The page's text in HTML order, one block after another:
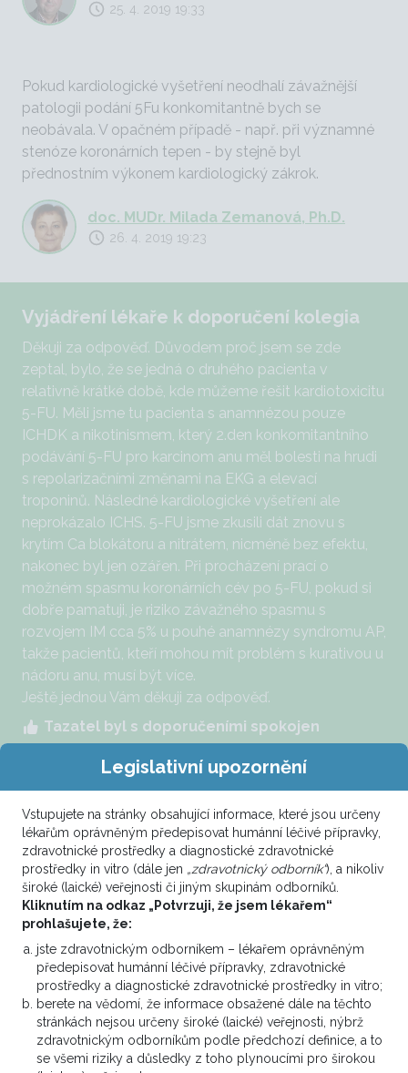
25. 4. 2019 19:33
Pokud kardiologické vyšetření neodhalí závažnější
patologii podání 5Fu konkomitantně bych se
neobávala. V opačném případě - např. při významné
stenóze koronárních tepen - by stejně byl
přednostním výkonem kardiologický zákrok.
doc. MUDr. Milada Zemanová, Ph.D.
26. 4. 2019 19:23
Vyjádření lékaře k doporučení kolegia
Děkuji za odpověď. Důvodem proč jsem se zde
zeptal, bylo, že se jedná o druhého pacienta v
relativně krátké době, kde můžeme řešit kardiotoxicitu
5-FU. Měli jsme tu pacienta s anamnézou pouze
ICHDK a nikotinismem, který 2.den konkomitantního
podávání 5-FU pro karcinom anu měl bolesti na hrudi
s repolarizačními změnami na EKG a elevací
troponinů. Následné kardiologické vyšetření ale
neprokázalo ICHS. 5-FU jsme zkusili dát znovu s
krytím Ca blokátoru a nitrátem, nicméně bez efektu,
nakonec byl jen ozářen. Při procházení prací o
možném spasmu koronárních cév po 5-FU, pokud si
dobře pamatuji, je riziko závažného spasmu s
rozvojem IM cca 5% u pouhé anamnézy syndromu AP,
takže pacientů, kteří mohou mít problém s kurativou u
nádoru anu, musí být více.
Ještě jednou Vám děkuji za odpověď.
Tazatel byl s doporučeními spokojen
Samostatná RT je jednou z možností, ale přesto bych
zkusil konkomitanci s 5-FU, neboť předpokládám, že
při věku nemocné (byť jinak celkem zdravé) bude
jakákoli jiná kombinace ve svém výsledku toxičtější,
než fluoropyrimidin.
MUDr. Tomáš Svoboda, Ph.D.
5. 5. 2019 18:24
Legislativní upozornění
Vstupujete na stránky obsahující informace, které jsou určeny
lékařům oprávněným předepisovat humánní léčivé přípravky,
zdravotnické prostředky a diagnostické zdravotnické
prostředky in vitro (dále jen „zdravotnický odborník“), a nikoliv
široké (laické) veřejnosti či jiným skupinám odborníků.
Kliknutím na odkaz „Potvrzuji, že jsem lékařem“
prohlašujete, že:
jste zdravotnickým odborníkem – lékařem oprávněným
předepisovat humánní léčivé přípravky, zdravotnické
prostředky a diagnostické zdravotnické prostředky in vitro;
berete na vědomí, že informace obsažené dále na těchto
stránkách nejsou určeny široké (laické) veřejnosti, nýbrž
zdravotnickým odborníkům podle předchozí definice, a to
se všemi riziky a důsledky z toho plynoucími pro širokou